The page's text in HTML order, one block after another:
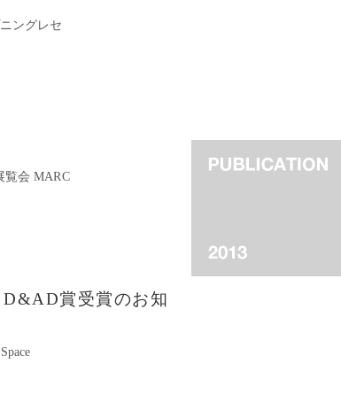
ングレセ
覧会 MARC
D&AD賞受賞のお知